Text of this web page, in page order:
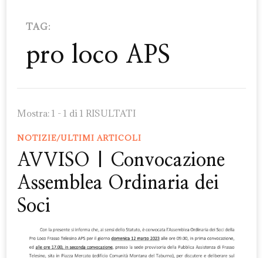
TAG:
pro loco APS
Mostra: 1 - 1 di 1 RISULTATI
NOTIZIE/ULTIMI ARTICOLI
AVVISO | Convocazione
Assemblea Ordinaria dei
Soci